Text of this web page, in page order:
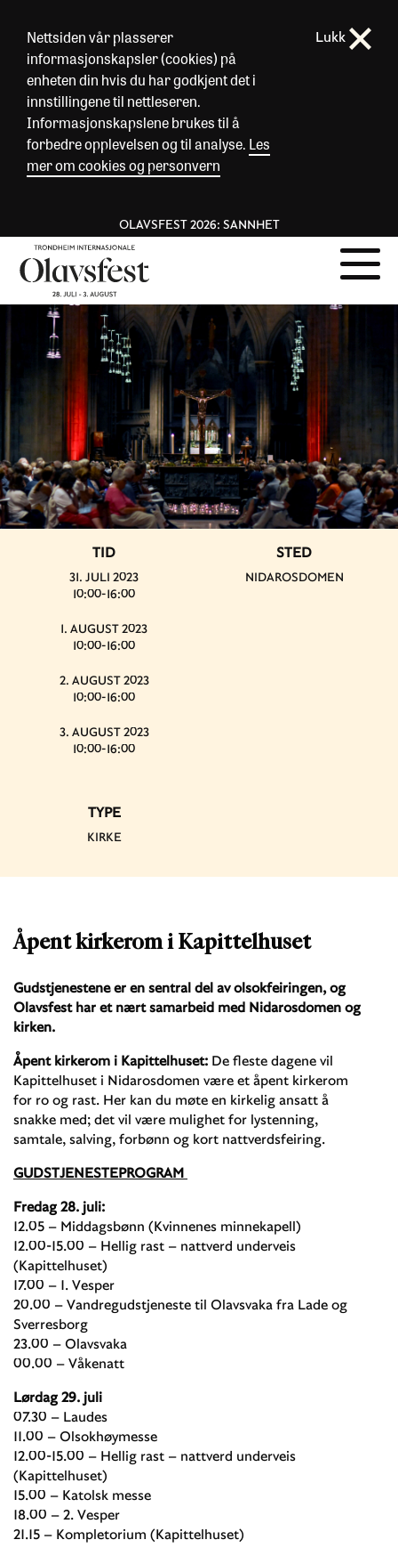
Nettsiden vår plasserer
informasjonskapsler (cookies) på
enheten din hvis du har godkjent det i
innstillingene til nettleseren.
Informasjonskapslene brukes til å
forbedre opplevelsen og til analyse. Les
mer om cookies og personvern
Lukk
OLAVSFEST 2026: SANNHET
Åpent kirkerom i Kapittelhuset
Gudstjenestene er en sentral del av olsokfeiringen, og
Olavsfest har et nært samarbeid med Nidarosdomen og
kirken.
Åpent kirkerom i Kapittelhuset: De fleste dagene vil
Kapittelhuset i Nidarosdomen være et åpent kirkerom
for ro og rast. Her kan du møte en kirkelig ansatt å
snakke med; det vil være mulighet for lystenning,
samtale, salving, forbønn og kort nattverdsfeiring.
GUDSTJENESTEPROGRAM
Fredag 28. juli:
12.05 – Middagsbønn (Kvinnenes minnekapell)
12.00-15.00 – Hellig rast – nattverd underveis
(Kapittelhuset)
17.00 – 1. Vesper
20.00 – Vandregudstjeneste til Olavsvaka fra Lade og
Sverresborg
23.00 – Olavsvaka
00.00 – Våkenatt
Lørdag 29. juli
07.30 – Laudes
11.00 – Olsokhøymesse
12.00-15.00 – Hellig rast – nattverd underveis
(Kapittelhuset)
15.00 – Katolsk messe
18.00 – 2. Vesper
21.15 – Kompletorium (Kapittelhuset)
TID
31. JULI 2023
10:00-16:00
1. AUGUST 2023
10:00-16:00
2. AUGUST 2023
10:00-16:00
3. AUGUST 2023
10:00-16:00
STED
NIDAROSDOMEN
TYPE
KIRKE